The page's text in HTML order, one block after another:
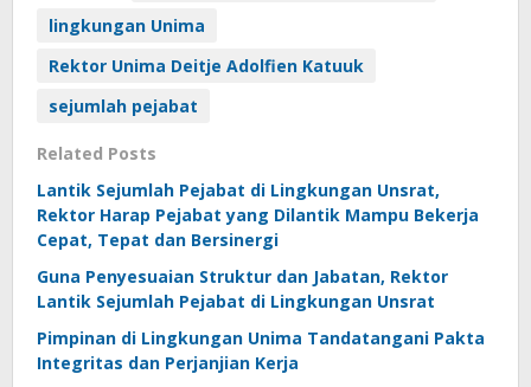
lingkungan Unima
Rektor Unima Deitje Adolfien Katuuk
sejumlah pejabat
Related Posts
Lantik Sejumlah Pejabat di Lingkungan Unsrat,
Rektor Harap Pejabat yang Dilantik Mampu Bekerja
Cepat, Tepat dan Bersinergi
Guna Penyesuaian Struktur dan Jabatan, Rektor
Lantik Sejumlah Pejabat di Lingkungan Unsrat
Pimpinan di Lingkungan Unima Tandatangani Pakta
Integritas dan Perjanjian Kerja